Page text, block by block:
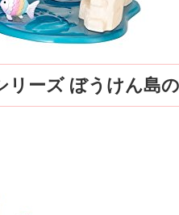
リーズ ぼうけん島